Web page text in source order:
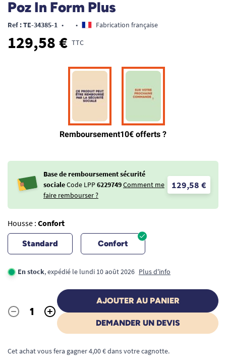
Poz In Form Plus
Ref : TE-34385-1 • • Fabrication française
129,58 € TTC
Base de remboursement sécurité
socialeCode LPP6229749Comment me
faire rembourser ?
129,58 €
Housse : Confort
Standard Confort
En stock, expédié le lundi 10 août 2026 Plus d'info
Quantité
- +
AJOUTER AU PANIER
DEMANDER UN DEVIS
Cet achat vous fera gagner 4,00 € dans votre cagnotte.